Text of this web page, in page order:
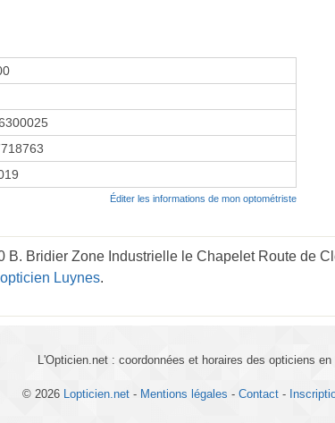
Éditer les informations de mon optométriste
B. Bridier Zone Industrielle le Chapelet Route de
opticien Luynes.
L'Opticien.net : coordonnées et horaires des opticiens en
© 2026 Lopticien.net - Mentions légales - Contact -